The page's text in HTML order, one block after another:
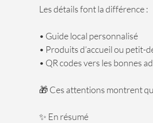
Les détails font la différence :
• Guide local personnalisé
• Produits d’accueil ou petit-
• QR codes vers les bonnes
🎁 Ces attentions montrent
✨ En résumé